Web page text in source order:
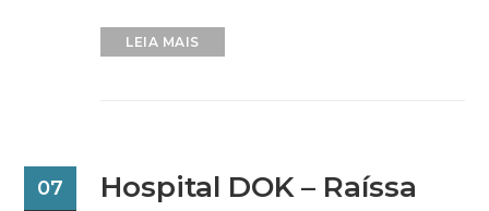
LEIA MAIS
07
Hospital DOK – Raíssa